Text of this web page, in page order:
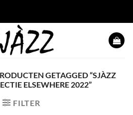
GETAGGED “SJÀZZ
ELSEWHERE 2022”
FILTER